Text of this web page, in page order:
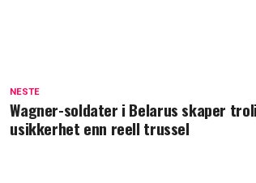
NESTE
Wagner-soldater i Belarus skaper
usikkerhet enn reell trussel